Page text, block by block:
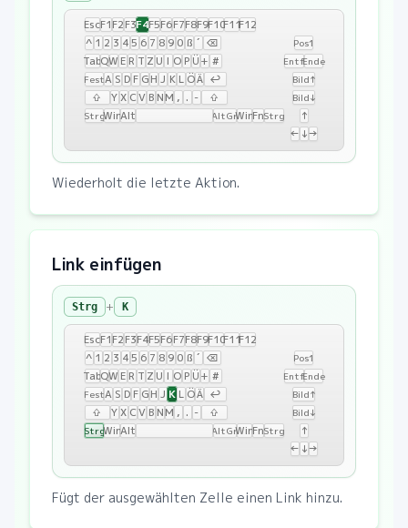
EscF1F2F3F4F5F6F7F8F9F10F11F12
^ 1 2 3 4 5 6 7 8 9 0 ß ´ ⌫
TabQWE R T Z U I OP Ü+ #
FestA S D F GH J K L ÖÄ ↩
⇧
Y X CVBNM , . - ⇧
StrgWinAlt AltGrWinFnStrg
Pos1
EntfEnde
Bild↑
Bild↓
↑
← ↓→
Wiederholt die letzte Aktion.
Link einfügen
Strg + K
EscF1F2F3F4F5F6F7F8F9F10F11F12
^ 1 2 3 4 5 6 7 8 9 0 ß ´ ⌫
TabQWE R T Z U I OP Ü+ #
FestA S D F GH J KL ÖÄ ↩
⇧
Y X CVBNM , . - ⇧
StrgWinAlt AltGrWinFnStrg
Pos1
EntfEnde
Bild↑
Bild↓
↑
← ↓→
Fügt der ausgewählten Zelle einen Link hinzu.